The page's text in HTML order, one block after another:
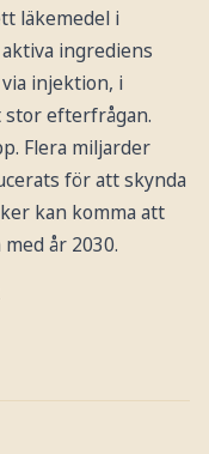
läkemedel i
ingrediens
injektion, i
stor efterfrågan.
Flera miljarder
för att skynda
kan komma att
år 2030.